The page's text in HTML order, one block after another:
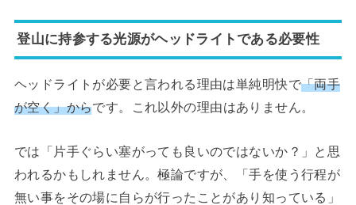
登山に持参する光源がヘッドライトである必要性
ヘッドライトが必要と言われる理由は単純明快で「両手
が空く」からです。これ以外の理由はありません。
では「片手ぐらい塞がっても良いのではないか？」と思
われるかもしれません。極論ですが、「手を使う行程が
無い事をその場に自らが行ったことがあり知っている」